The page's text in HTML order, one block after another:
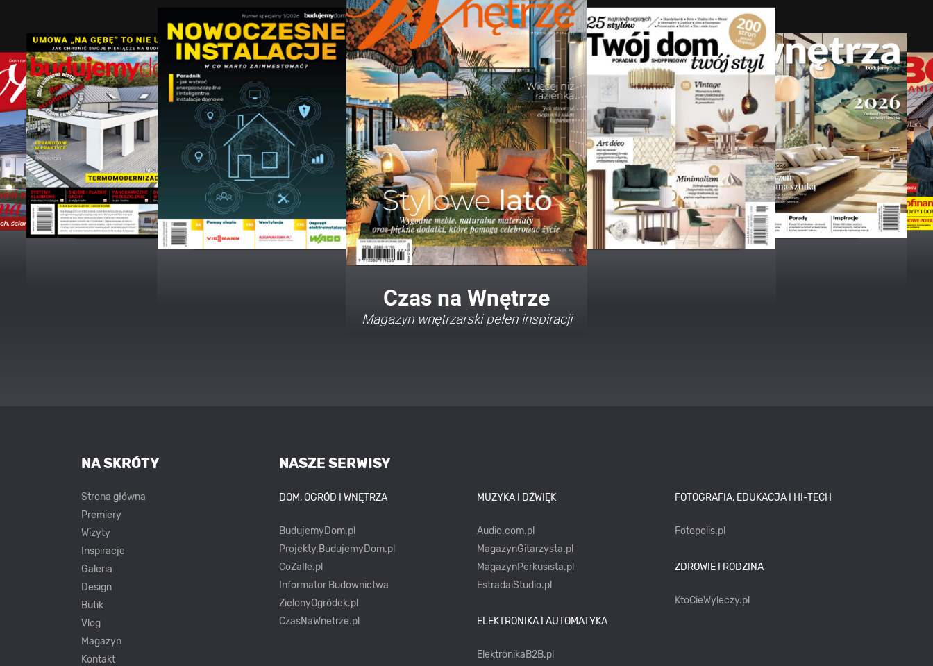
Twój Dom Twój Styl
Porady i inspiracje w najmodniejszych
NASZE SERWISY
DOM, OGRÓD I WNĘTRZA
BudujemyDom.pl
Projekty.BudujemyDom.pl
CoZaIle.pl
Informator Budownictwa
ZielonyOgródek.pl
CzasNaWnetrze.pl
MUZYKA I DŹWIĘK
Audio.com.pl
MagazynGitarzysta.pl
MagazynPerkusista.pl
EstradaiStudio.pl
ELEKTRONIKA I AUTOMATYKA
ElektronikaB2B.pl
FOTOGRAFIA, EDUKACJA I HI-TECH
Fotopolis.pl
ZDROWIE I RODZINA
KtoCieWyleczy.pl
NA SKRÓTY
Strona główna
Premiery
Wizyty
Inspiracje
Galeria
Design
Butik
Vlog
Magazyn
Kontakt